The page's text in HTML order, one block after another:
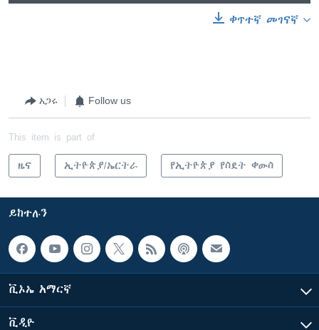
ቀጥተኛ መገናኛ
አጋሩ Follow us
This item is part of
ዜና ኢትዮጵያ/ኤርትራ የኢትዮጵያ የስደት ቀውስ
ይከተሉን
ቪኦኤ አማርኛ
ቪዲዮ